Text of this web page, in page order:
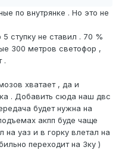
по внутрянке . Но это не
ступку не ставил . 70 %
300 метров светофор ,
.
хватает , да и
. Добавить сюда наш двс
будет нужна на
акпп буде чаще
на уаз и в горку влетал на
переходит на 3ку )